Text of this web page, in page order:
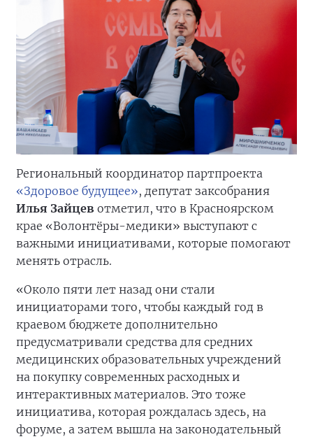
Региональный координатор партпроекта
«Здоровое будущее», депутат заксобрания
Илья Зайцев отметил, что в Красноярском
крае «Волонтёры-медики» выступают с
важными инициативами, которые помогают
менять отрасль.
«Около пяти лет назад они стали
инициаторами того, чтобы каждый год в
краевом бюджете дополнительно
предусматривали средства для средних
медицинских образовательных учреждений
на покупку современных расходных и
интерактивных материалов. Это тоже
инициатива, которая рождалась здесь, на
форуме, а затем вышла на законодательный